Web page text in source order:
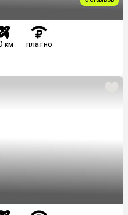
км платно